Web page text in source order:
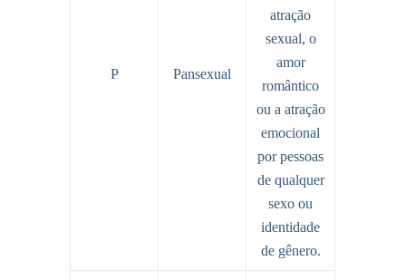
P Pansexual
atração
sexual, o
amor
romântico
ou a atração
emocional
por pessoas
de qualquer
sexo ou
identidade
de gênero.